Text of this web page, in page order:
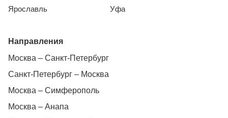
Ярославль
Уфа
Направления
Москва – Санкт-Петербург
Санкт-Петербург – Москва
Москва – Симферополь
Москва – Анапа